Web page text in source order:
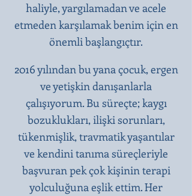
haliyle, yargılamadan ve acele
etmeden karşılamak benim için en
önemli başlangıçtır.​
2016 yılından bu yana çocuk, ergen
ve yetişkin danışanlarla
çalışıyorum. Bu süreçte; kaygı
bozuklukları, ilişki sorunları,
tükenmişlik, travmatik yaşantılar
ve kendini tanıma süreçleriyle
başvuran pek çok kişinin terapi
yolculuğuna eşlik ettim. Her